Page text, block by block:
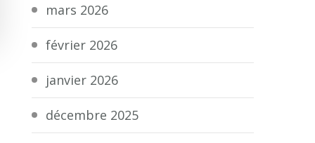
mars 2026
février 2026
janvier 2026
décembre 2025